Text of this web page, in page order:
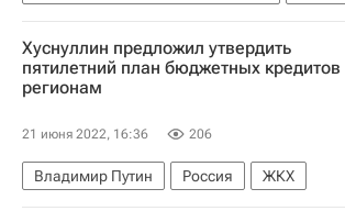
Программа реновации в Москве
Жилье
Москва
Строительство
Хуснуллин предложил утвердить
пятилетний план бюджетных кредитов
регионам
21 июня 2022, 16:36 206
Владимир Путин Россия
ЖКХ
Инфраструктура
Кредиты Регионы